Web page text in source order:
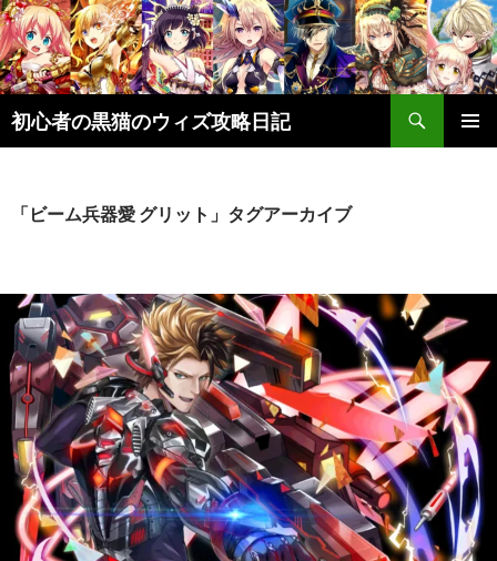
初心者の黒猫のウィズ攻略日記
検
索
ン
キ
ッ
プ
「ビーム兵器愛 グリット」タグアーカイブ